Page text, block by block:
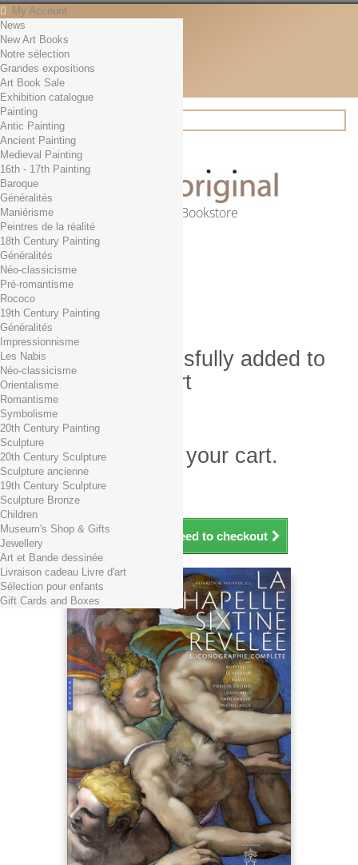
My Account
Contact
English
English
Français
News
Search
Online Art Bookstore
Cart (empty)
No products
Free shipping!
0,00 € Total
Check out
Product successfully added to
your shopping cart
Quantity
Total
There is 1 item in your cart.
Total products (tax incl.)
Total shipping TTC
Total (tax incl.)
Continue shopping Proceed to checkout
News
New Art Books
Notre sélection
Grandes expositions
Art Book Sale
Exhibition catalogue
Painting
Antic Painting
Ancient Painting
Medieval Painting
16th - 17th Painting
Baroque
Généralités
Maniérisme
Peintres de la réalité
18th Century Painting
Généralités
Néo-classicisme
Pré-romantisme
Rococo
19th Century Painting
Généralités
Impressionnisme
Les Nabis
Néo-classicisme
Orientalisme
Romantisme
Symbolisme
20th Century Painting
Sculpture
20th Century Sculpture
Sculpture ancienne
19th Century Sculpture
Sculpture Bronze
Children
Museum's Shop & Gifts
Jewellery
Art et Bande dessinée
Livraison cadeau Livre d'art
Sélection pour enfants
Gift Cards and Boxes